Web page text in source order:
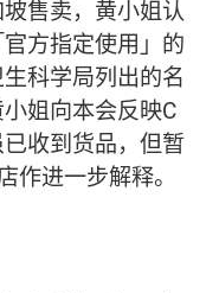
售卖，黄小姐认
方指定使用」的
科学局列出的名
姐向本会反映C
收到货品，但暂
作进一步解释。